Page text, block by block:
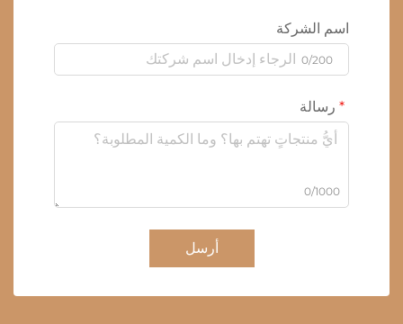
اسم الشركة
0/200
رسالة
0/1000
أرسل